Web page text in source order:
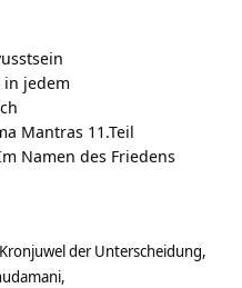
in jedem
Mantras 11.Teil
Namen des Friedens
Kronjuwel der Unterscheidung